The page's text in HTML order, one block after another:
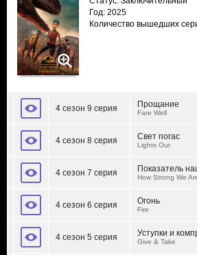
Год: 2025
Количество вышедших
4 сезон 9 серия Прощание
Fare Well
4 сезон 8 серия Свет погас
Lights Out
4 сезон 7 серия Показатель
How Strong We
4 сезон 6 серия Огонь
Fire
4 сезон 5 серия Уступки и
Give & Take